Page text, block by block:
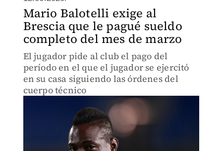
Mario Balotelli exige al
Brescia que le pagué sueldo
completo del mes de marzo
El jugador pide al club el pago del
período en el que el jugador se ejercitó
en su casa siguiendo las órdenes del
cuerpo técnico